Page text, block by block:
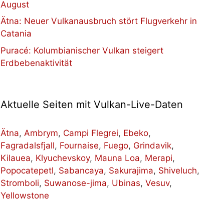
August
Ätna: Neuer Vulkanausbruch stört Flugverkehr in
Catania
Puracé: Kolumbianischer Vulkan steigert
Erdbebenaktivität
Aktuelle Seiten mit Vulkan-Live-Daten
Ätna, Ambrym, Campi Flegrei, Ebeko,
Fagradalsfjall, Fournaise, Fuego, Grindavik,
Kilauea, Klyuchevskoy, Mauna Loa, Merapi,
Popocatepetl, Sabancaya, Sakurajima, Shiveluch,
Stromboli, Suwanose-jima, Ubinas, Vesuv,
Yellowstone